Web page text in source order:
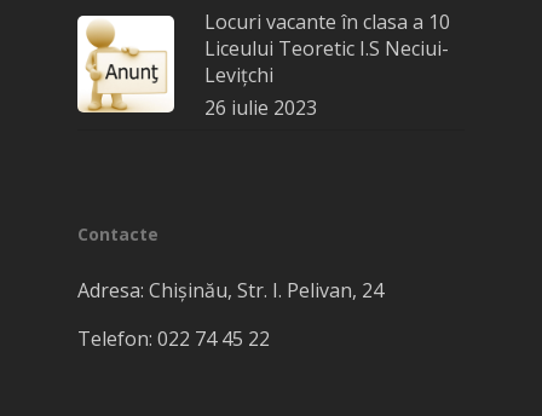
Locuri vacante în clasa a 10
Liceului Teoretic I.S Neciui-
Levițchi
26 iulie 2023
Contacte
Adresa: Chișinău, Str. I. Pelivan, 24
Telefon: 022​ 74 45 22